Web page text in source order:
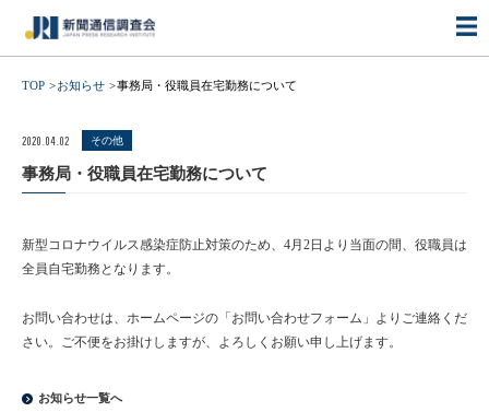
TOP お知らせ 事務局・役職員在宅勤務について
2020.04.02 その他
事務局・役職員在宅勤務について
新型コロナウイルス感染症防止対策のため、4月2日より当面の間、役職員は
全員自宅勤務となります。
お問い合わせは、ホームページの「お問い合わせフォーム」よりご連絡くだ
さい。ご不便をお掛けしますが、よろしくお願い申し上げます。
お知らせ一覧へ